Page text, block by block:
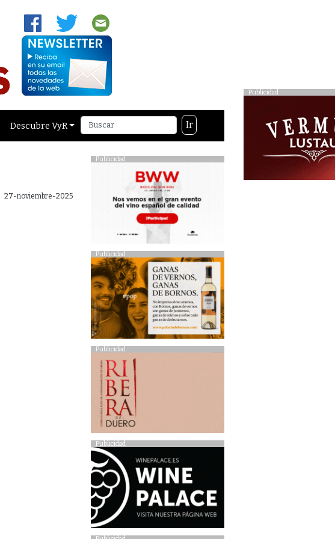
Publicidad
Descubre VyR Ir
27-noviembre-2025
Publicidad
Publicidad
Publicidad
Publicidad